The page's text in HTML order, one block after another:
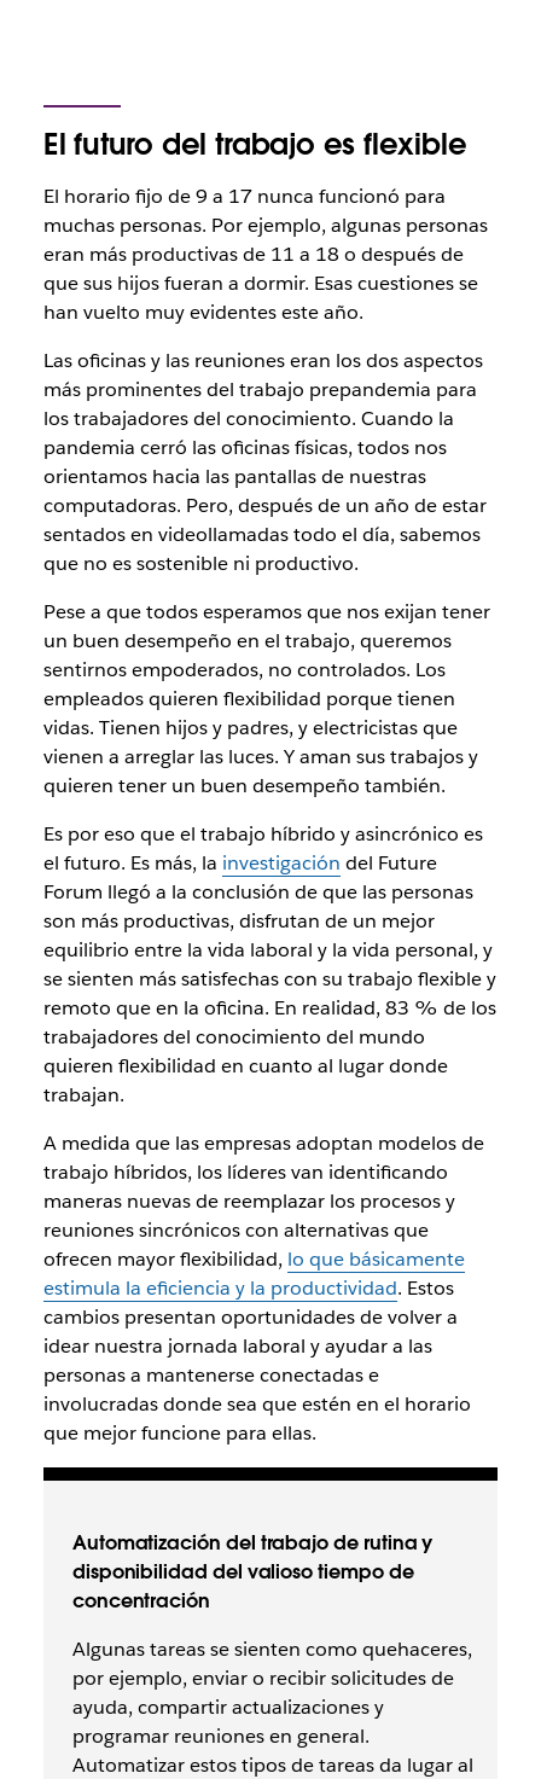
El futuro del trabajo es flexible
El horario fijo de 9 a 17 nunca funcionó para
muchas personas. Por ejemplo, algunas personas
eran más productivas de 11 a 18 o después de
que sus hijos fueran a dormir. Esas cuestiones se
han vuelto muy evidentes este año.
Las oficinas y las reuniones eran los dos aspectos
más prominentes del trabajo prepandemia para
los trabajadores del conocimiento. Cuando la
pandemia cerró las oficinas físicas, todos nos
orientamos hacia las pantallas de nuestras
computadoras. Pero, después de un año de estar
sentados en videollamadas todo el día, sabemos
que no es sostenible ni productivo.
Pese a que todos esperamos que nos exijan tener
un buen desempeño en el trabajo, queremos
sentirnos empoderados, no controlados. Los
empleados quieren flexibilidad porque tienen
vidas. Tienen hijos y padres, y electricistas que
vienen a arreglar las luces. Y aman sus trabajos y
quieren tener un buen desempeño también.
Es por eso que el trabajo híbrido y asincrónico es
el futuro. Es más, la investigación del Future
Forum llegó a la conclusión de que las personas
son más productivas, disfrutan de un mejor
equilibrio entre la vida laboral y la vida personal, y
se sienten más satisfechas con su trabajo flexible y
remoto que en la oficina. En realidad, 83 % de los
trabajadores del conocimiento del mundo
quieren flexibilidad en cuanto al lugar donde
trabajan.
A medida que las empresas adoptan modelos de
trabajo híbridos, los líderes van identificando
maneras nuevas de reemplazar los procesos y
reuniones sincrónicos con alternativas que
ofrecen mayor flexibilidad, lo que básicamente
estimula la eficiencia y la productividad. Estos
cambios presentan oportunidades de volver a
idear nuestra jornada laboral y ayudar a las
personas a mantenerse conectadas e
involucradas donde sea que estén en el horario
que mejor funcione para ellas.
Automatización del trabajo de rutina y
disponibilidad del valioso tiempo de
concentración
Algunas tareas se sienten como quehaceres,
por ejemplo, enviar o recibir solicitudes de
ayuda, compartir actualizaciones y
programar reuniones en general.
Automatizar estos tipos de tareas da lugar al